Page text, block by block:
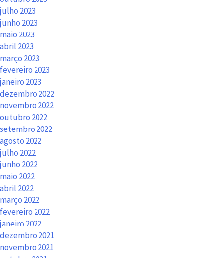
julho 2023
junho 2023
maio 2023
abril 2023
março 2023
fevereiro 2023
janeiro 2023
dezembro 2022
novembro 2022
outubro 2022
setembro 2022
agosto 2022
julho 2022
junho 2022
maio 2022
abril 2022
março 2022
fevereiro 2022
janeiro 2022
dezembro 2021
novembro 2021